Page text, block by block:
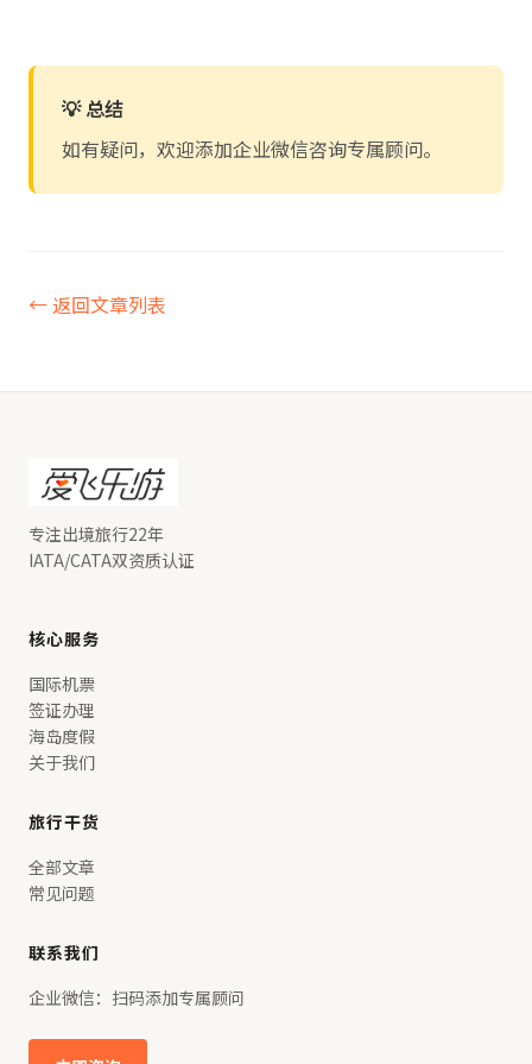
💡 总结
如有疑问，欢迎添加企业微信咨询专属顾问。
← 返回文章列表
专注出境旅行22年
IATA/CATA双资质认证
核心服务
国际机票
签证办理
海岛度假
关于我们
旅行干货
全部文章
常见问题
联系我们
企业微信：扫码添加专属顾问